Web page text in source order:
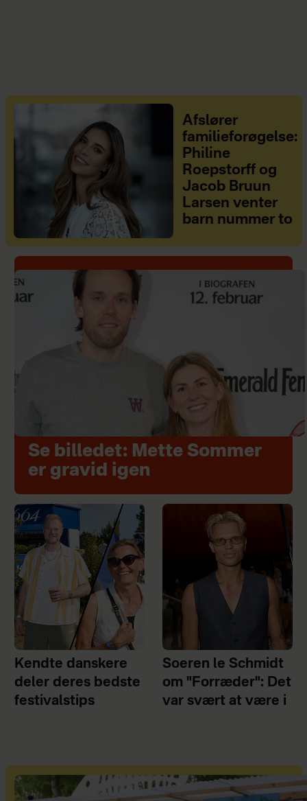
Afslører
familieforøgelse:
Philine
Roepstorff og
Jacob Bruun
Larsen venter
barn nummer to
Se billedet: Mette Sommer
er gravid igen
Kendte danskere
deler deres bedste
festivalstips
Soeren le Schmidt
om "Forræder": Det
var svært at være i